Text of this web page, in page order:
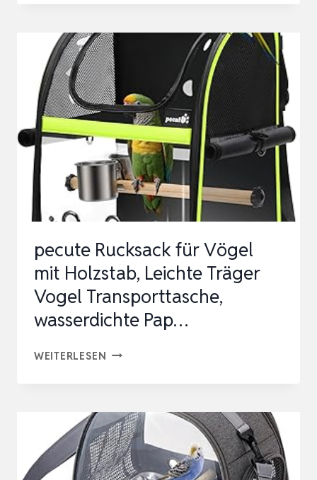
TRANSPORTBOX
FÜR
WELLENSITTICHE
&
PAPAGEIEN,
WASSERABWEISEND
VOGELTRAGE
…
pecute Rucksack für Vögel
mit Holzstab, Leichte Träger
Vogel Transporttasche,
wasserdichte Pap…
WEITERLESEN PECUTE
VÖGEL
MIT
HOLZSTAB,